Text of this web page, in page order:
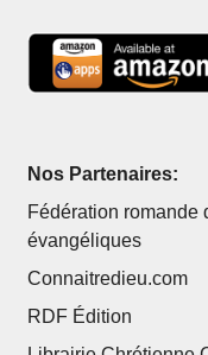
Nos Partenaires:
Fédération romande
évangéliques
Connaitredieu.com
RDF Édition